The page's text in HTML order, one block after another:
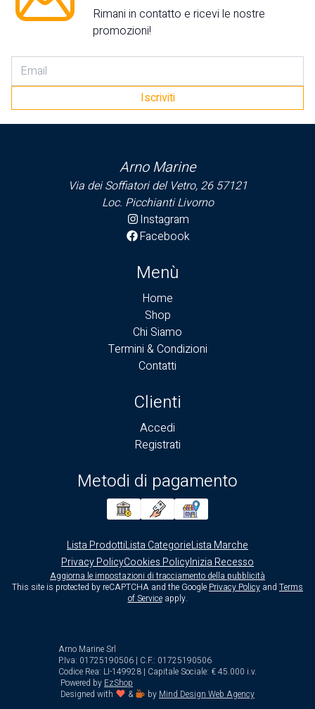
Rimani in contatto e ricevi le nostre
promozioni!
Iscriviti
Arno Marine
Via dei Soffiatori del Vetro, 26 57121
Loc. Picchianti Livorno
Instagram
Facebook
Menù
Home
Shop
Chi Siamo
Termini & Condizioni
Contatti
Clienti
Accedi
Registrati
Metodi di pagamento
Lista ProdottiLista CategorieLista Marche
Privacy PolicyCookies PolicyInizia Recesso
Aggiorna le impostazioni di tracciamento della pubblicità
This site is protected by reCAPTCHA and the Google Privacy Policy and Terms
of Serviceapply.
Arno Marine Srl
P.Iva: 01725190506 | C.F.: 01725190506
Codice Rea: LI-149928 | Capitale Sociale: € 45.000 i.v.
Powered by EzShop
Designed with
& by Mind Design Web Agency